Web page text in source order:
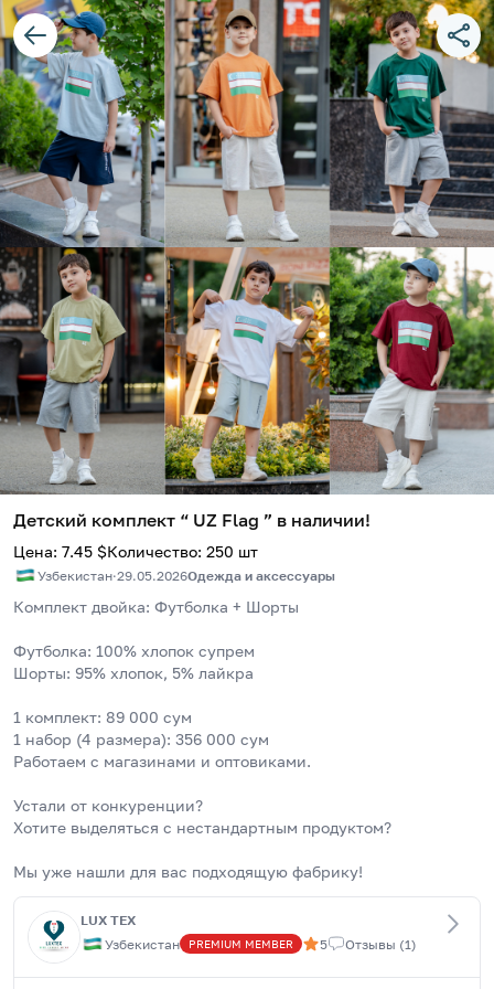
Детский комплект “ UZ Flag ” в наличии!
Цена: 7.45 $Количество: 250 шт
Узбекистан·29.05.2026Одежда и аксессуары
Комплект двойка: Футболка + Шорты
Футболка: 100% хлопок супрем
Шорты: 95% хлопок, 5% лайкра
1 комплект: 89 000 сум
1 набор (4 размера): 356 000 сум
Работаем с магазинами и оптовиками.
Устали от конкуренции?
Хотите выделяться с нестандартным продуктом?
Мы уже нашли для вас подходящую фабрику!
LUX TEX
Узбекистан
PREMIUM MEMBER 5 Отзывы (1)